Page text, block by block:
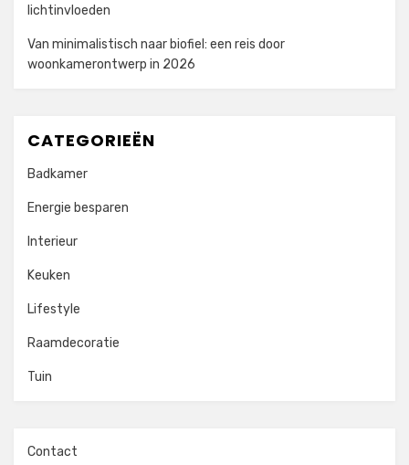
lichtinvloeden
Van minimalistisch naar biofiel: een reis door
woonkamerontwerp in 2026
CATEGORIEËN
Badkamer
Energie besparen
Interieur
Keuken
Lifestyle
Raamdecoratie
Tuin
Contact